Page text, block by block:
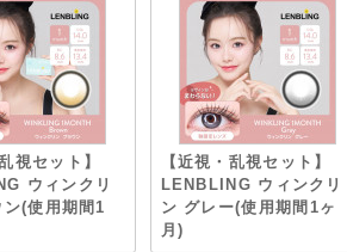
視セット】
ウィンクリ
(使用期間1
【近視・乱視セット】
LENBLING ウィンクリ
ン グレー(使用期間1ヶ
月)